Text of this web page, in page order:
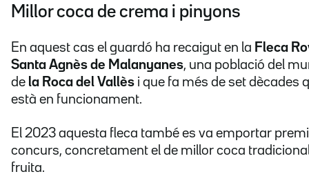
Millor coca de crema i pinyons
En aquest cas el guardó ha recaigut en la Fleca
Santa Agnès de Malanyanes, una població del
de la Roca del Vallès i que fa més de set dècades
està en funcionament.
El 2023 aquesta fleca també es va emportar
concurs, concretament el de millor coca
fruita.